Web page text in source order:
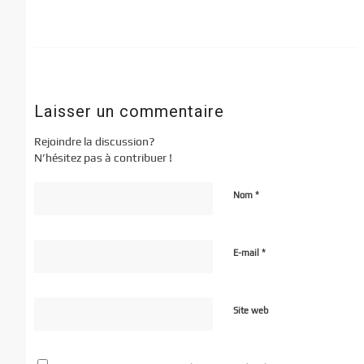
Laisser un commentaire
Rejoindre la discussion?
N’hésitez pas à contribuer !
Nom *
E-mail *
Site web